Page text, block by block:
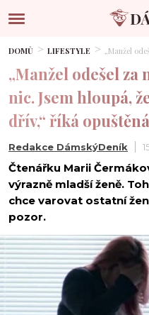
DOMŮ LIFESTYLE „Manžel
„Manžel odešel za
nic. Jsem hloupá,
dřív,“ říká
Redakce DámskýDeník
Čtenářku Marii
výrazně mladší ženě.
chce varovat ostatní
pozor.